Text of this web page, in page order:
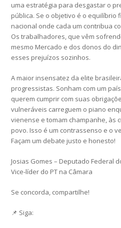
uma estratégia para desgastar o
pública. Se o objetivo é o equilíbrio
nacional onde cada um contribua
Os trabalhadores, que vêm
mesmo Mercado e dos donos do
esses prejuízos sozinhos.
A maior insensatez da elite
progressistas. Sonham com um
querem cumprir com suas
vulneráveis carreguem o piano
vienense e tomam champanhe, às
povo. Isso é um contrassenso e o
Façam um debate justo e honesto!
Josias Gomes – Deputado Federal
Vice-líder do PT na Câmara
Se concorda, compartilhe!
📌 Siga: